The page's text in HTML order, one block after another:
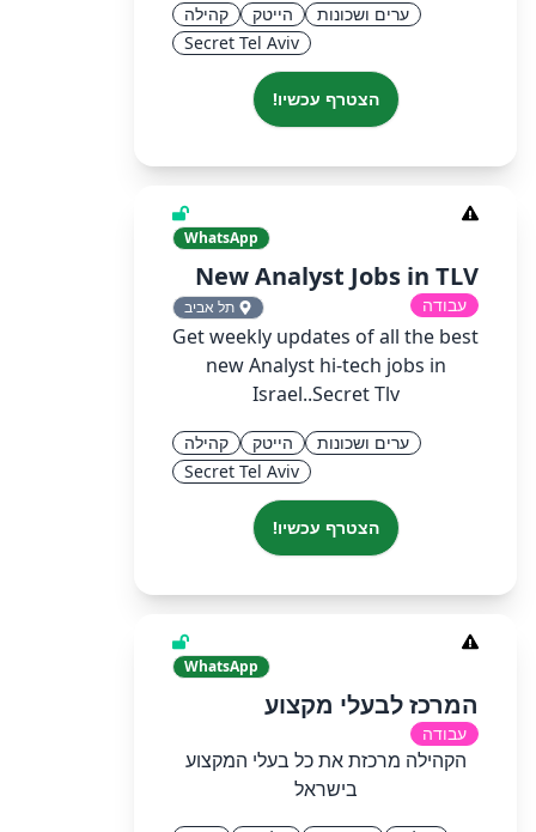
ערים ושכונות הייטק
קהילה
Secret Tel Aviv
הצטרף עכשיו!
WhatsApp
New Analyst Jobs in TLV
עבודה תל אביב
Get weekly updates of all the best
new Analyst hi-tech jobs in
Israel..Secret Tlv
ערים ושכונות הייטק
קהילה
Secret Tel Aviv
הצטרף עכשיו!
WhatsApp
המרכז לבעלי מקצוע
עבודה
הקהילה מרכזת את כל בעלי המקצוע
בישראל